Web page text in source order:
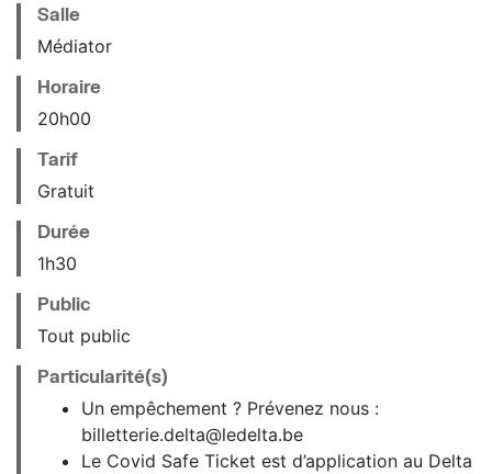
Salle
Médiator
Horaire
20h00
Tarif
Gratuit
Durée
1h30
Public
Tout public
Particularité(s)
Un empêchement ? Prévenez nous :
billetterie.delta@ledelta.be
Le Covid Safe Ticket est d’application au Delta